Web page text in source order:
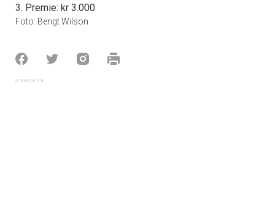
3. Premie: kr 3.000
Foto: Bengt Wilson